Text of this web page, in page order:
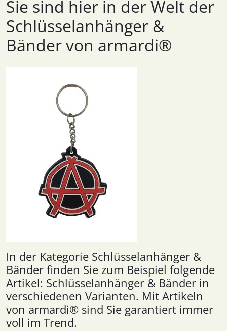
Sie sind hier in der Welt der
Schlüsselanhänger &
Bänder von armardi®
In der Kategorie Schlüsselanhänger &
Bänder finden Sie zum Beispiel folgende
Artikel: Schlüsselanhänger & Bänder in
verschiedenen Varianten. Mit Artikeln
von armardi® sind Sie garantiert immer
voll im Trend.